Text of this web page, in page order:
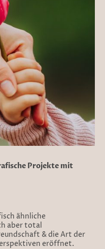
Projekte mit
ähnliche
aber total
& die Art der
eröffnet.